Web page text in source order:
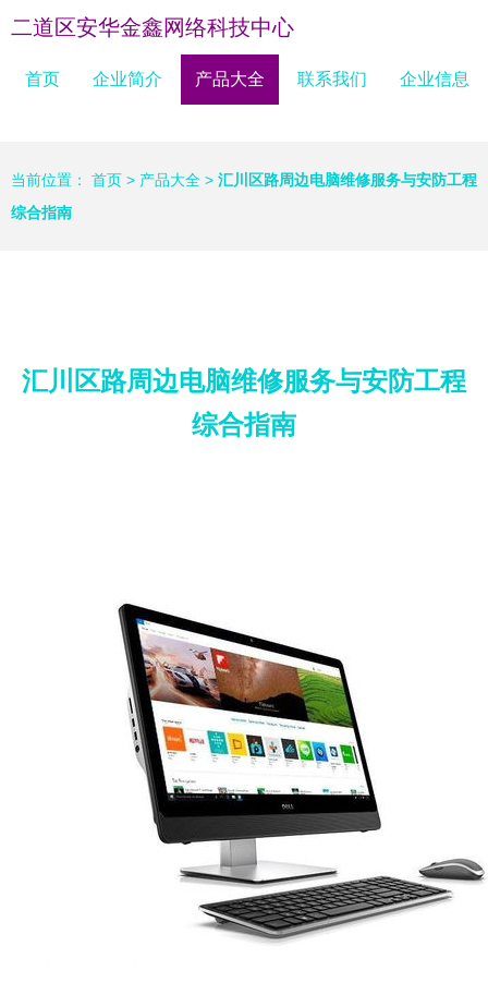
二道区安华金鑫网络科技中心
首页 企业简介 产品大全 联系我们 企业信息
当前位置： 首页 > 产品大全 > 汇川区路周边电脑维修服务与安防工程
综合指南
汇川区路周边电脑维修服务与安防工程
综合指南